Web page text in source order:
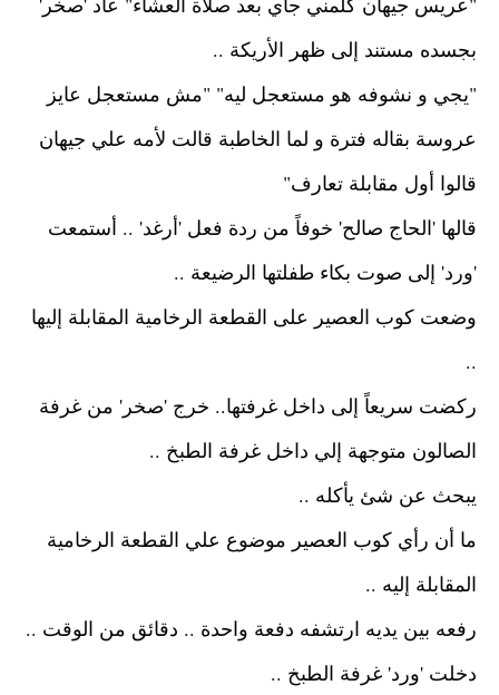
بجسده مستند إلى ظهر الأريكة ..
"يجي و نشوفه هو مستعجل ليه" "مش مستعجل عايز
عروسة بقاله فترة و لما الخاطبة قالت لأمه علي جيهان
قالوا أول مقابلة تعارف"
قالها 'الحاج صالح' خوفاً من ردة فعل 'أرغد' .. أستمعت
'ورد' إلى صوت بكاء طفلتها الرضيعة ..
وضعت كوب العصير على القطعة الرخامية المقابلة إليها
..
ركضت سريعاً إلى داخل غرفتها.. خرج 'صخر' من غرفة
الصالون متوجهة إلي داخل غرفة الطبخ ..
يبحث عن شئ يأكله ..
ما أن رأي كوب العصير موضوع علي القطعة الرخامية
المقابلة إليه ..
رفعه بين يديه ارتشفه دفعة واحدة .. دقائق من الوقت ..
دخلت 'ورد' غرفة الطبخ ..